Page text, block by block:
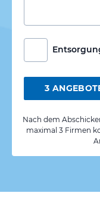
3
Nach dem
maximal 3 Firmen